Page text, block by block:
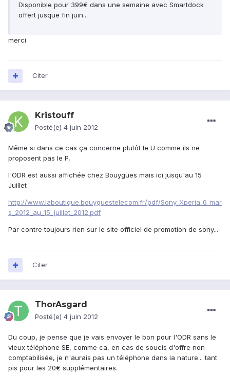
Disponible pour 399€ dans une semaine avec Smartdock
offert jusque fin juin...
merci
Citer
Kristouff
Posté(e) 4 juin 2012
Même si dans ce cas ça concerne plutôt le U comme ils ne
proposent pas le P,
l'ODR est aussi affichée chez Bouygues mais ici jusqu'au 15
Juillet
http://www.laboutique.bouyguestelecom.fr/pdf/Sony_Xperia_6_mar
s_2012_au_15_juillet_2012.pdf
Par contre toujours rien sur le site officiel de promotion de sony...
Citer
ThorAsgard
Posté(e) 4 juin 2012
Du coup, je pense que je vais envoyer le bon pour l'ODR sans le
vieux téléphone SE, comme ca, en cas de soucis d'offre non
comptabilisée, je n'aurais pas un téléphone dans la nature... tant
pis pour les 20€ supplémentaires.